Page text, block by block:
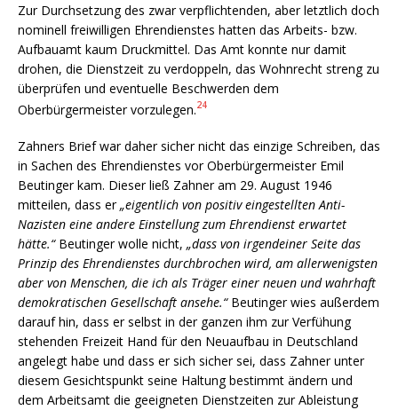
Zur Durchsetzung des zwar verpflichtenden, aber letztlich doch
nominell freiwilligen Ehrendienstes hatten das Arbeits- bzw.
Aufbauamt kaum Druckmittel. Das Amt konnte nur damit
drohen, die Dienstzeit zu verdoppeln, das Wohnrecht streng zu
überprüfen und eventuelle Beschwerden dem
Oberbürgermeister vorzulegen.24
Zahners Brief war daher sicher nicht das einzige Schreiben, das
in Sachen des Ehrendienstes vor Oberbürgermeister Emil
Beutinger kam. Dieser ließ Zahner am 29. August 1946
mitteilen, dass er„eigentlich von positiv eingestellten Anti-
Nazisten eine andere Einstellung zum Ehrendienst erwartet
hätte.“Beutinger wolle nicht, „dass von irgendeiner Seite das
Prinzip des Ehrendienstes durchbrochen wird, am allerwenigsten
aber von Menschen, die ich als Träger einer neuen und wahrhaft
demokratischen Gesellschaft ansehe.“Beutinger wies außerdem
darauf hin, dass er selbst in der ganzen ihm zur Verfühung
stehenden Freizeit Hand für den Neuaufbau in Deutschland
angelegt habe und dass er sich sicher sei, dass Zahner unter
diesem Gesichtspunkt seine Haltung bestimmt ändern und
dem Arbeitsamt die geeigneten Dienstzeiten zur Ableistung